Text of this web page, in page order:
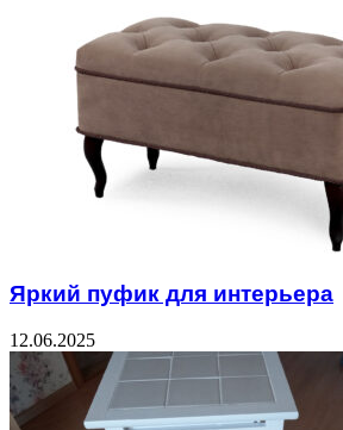
Яркий пуфик для интерьера
12.06.2025